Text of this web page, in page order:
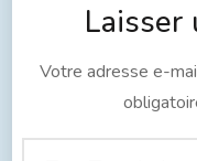
Laisser
Votre adresse e-